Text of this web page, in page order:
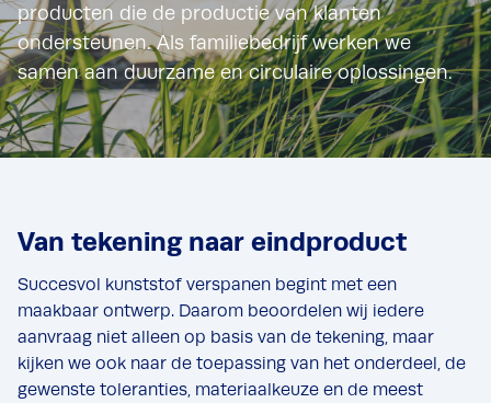
producten die de productie van klanten
ondersteunen. Als familiebedrijf werken we
samen aan duurzame en circulaire oplossingen.
Van tekening naar eindproduct
Succesvol kunststof verspanen begint met een
maakbaar ontwerp. Daarom beoordelen wij iedere
aanvraag niet alleen op basis van de tekening, maar
kijken we ook naar de toepassing van het onderdeel, de
gewenste toleranties, materiaalkeuze en de meest